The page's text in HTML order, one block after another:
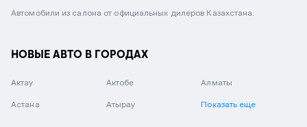
Автомобили из салона от официальных дилеров Казахстана.
НОВЫЕ АВТО В ГОРОДАХ
Актау Актобе Алматы
Астана Атырау Показать еще